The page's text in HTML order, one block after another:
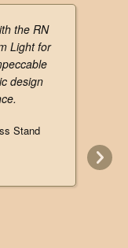
the RN
Light for
design
Stand